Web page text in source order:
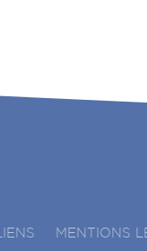
MENTIONS